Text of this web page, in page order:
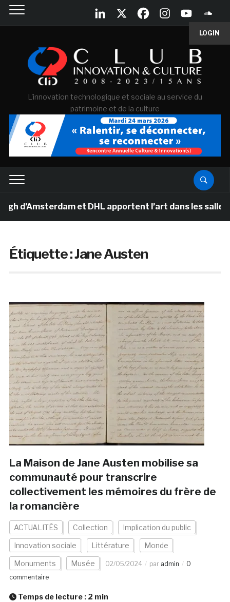
LOGIN
L'innovation technologique et sociale au service du
patrimoine et de la culture
d’Amsterdam et DHL apportent l’art dans les salles
Étiquette :Jane Austen
La Maison de Jane Austen mobilise sa
communauté pour transcrire
collectivement les mémoires du frère de
la romancière
ACTUALITÉS Collection Implication du public
Innovation sociale Littérature Monde
Monuments Musée 02/05/2024 par admin
0
commentaire
Temps de lecture : 2 min